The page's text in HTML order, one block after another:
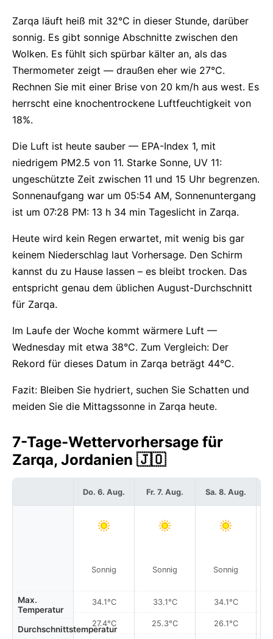
Zarqa läuft heiß mit 32°C in dieser Stunde, darüber
sonnig. Es gibt sonnige Abschnitte zwischen den
Wolken. Es fühlt sich spürbar kälter an, als das
Thermometer zeigt — draußen eher wie 27°C.
Rechnen Sie mit einer Brise von 20 km/h aus west. Es
herrscht eine knochentrockene Luftfeuchtigkeit von
18%.
Die Luft ist heute sauber — EPA-Index 1, mit
niedrigem PM2.5 von 11. Starke Sonne, UV 11:
ungeschützte Zeit zwischen 11 und 15 Uhr begrenzen.
Sonnenaufgang war um 05:54 AM, Sonnenuntergang
ist um 07:28 PM: 13 h 34 min Tageslicht in Zarqa.
Heute wird kein Regen erwartet, mit wenig bis gar
keinem Niederschlag laut Vorhersage. Den Schirm
kannst du zu Hause lassen – es bleibt trocken. Das
entspricht genau dem üblichen August-Durchschnitt
für Zarqa.
Im Laufe der Woche kommt wärmere Luft —
Wednesday mit etwa 38°C. Zum Vergleich: Der
Rekord für dieses Datum in Zarqa beträgt 44°C.
Fazit: Bleiben Sie hydriert, suchen Sie Schatten und
meiden Sie die Mittagssonne in Zarqa heute.
7-Tage-Wettervorhersage für
Zarqa, Jordanien 🇯🇴
Max.
Temperatur
Durchschnittstemperatur
Do. 6. Aug.
Sonnig
34.1°C
27.4°C
Fr. 7. Aug.
Sonnig
33.1°C
25.3°C
Sa. 8. Aug.
Sonnig
34.1°C
26.1°C